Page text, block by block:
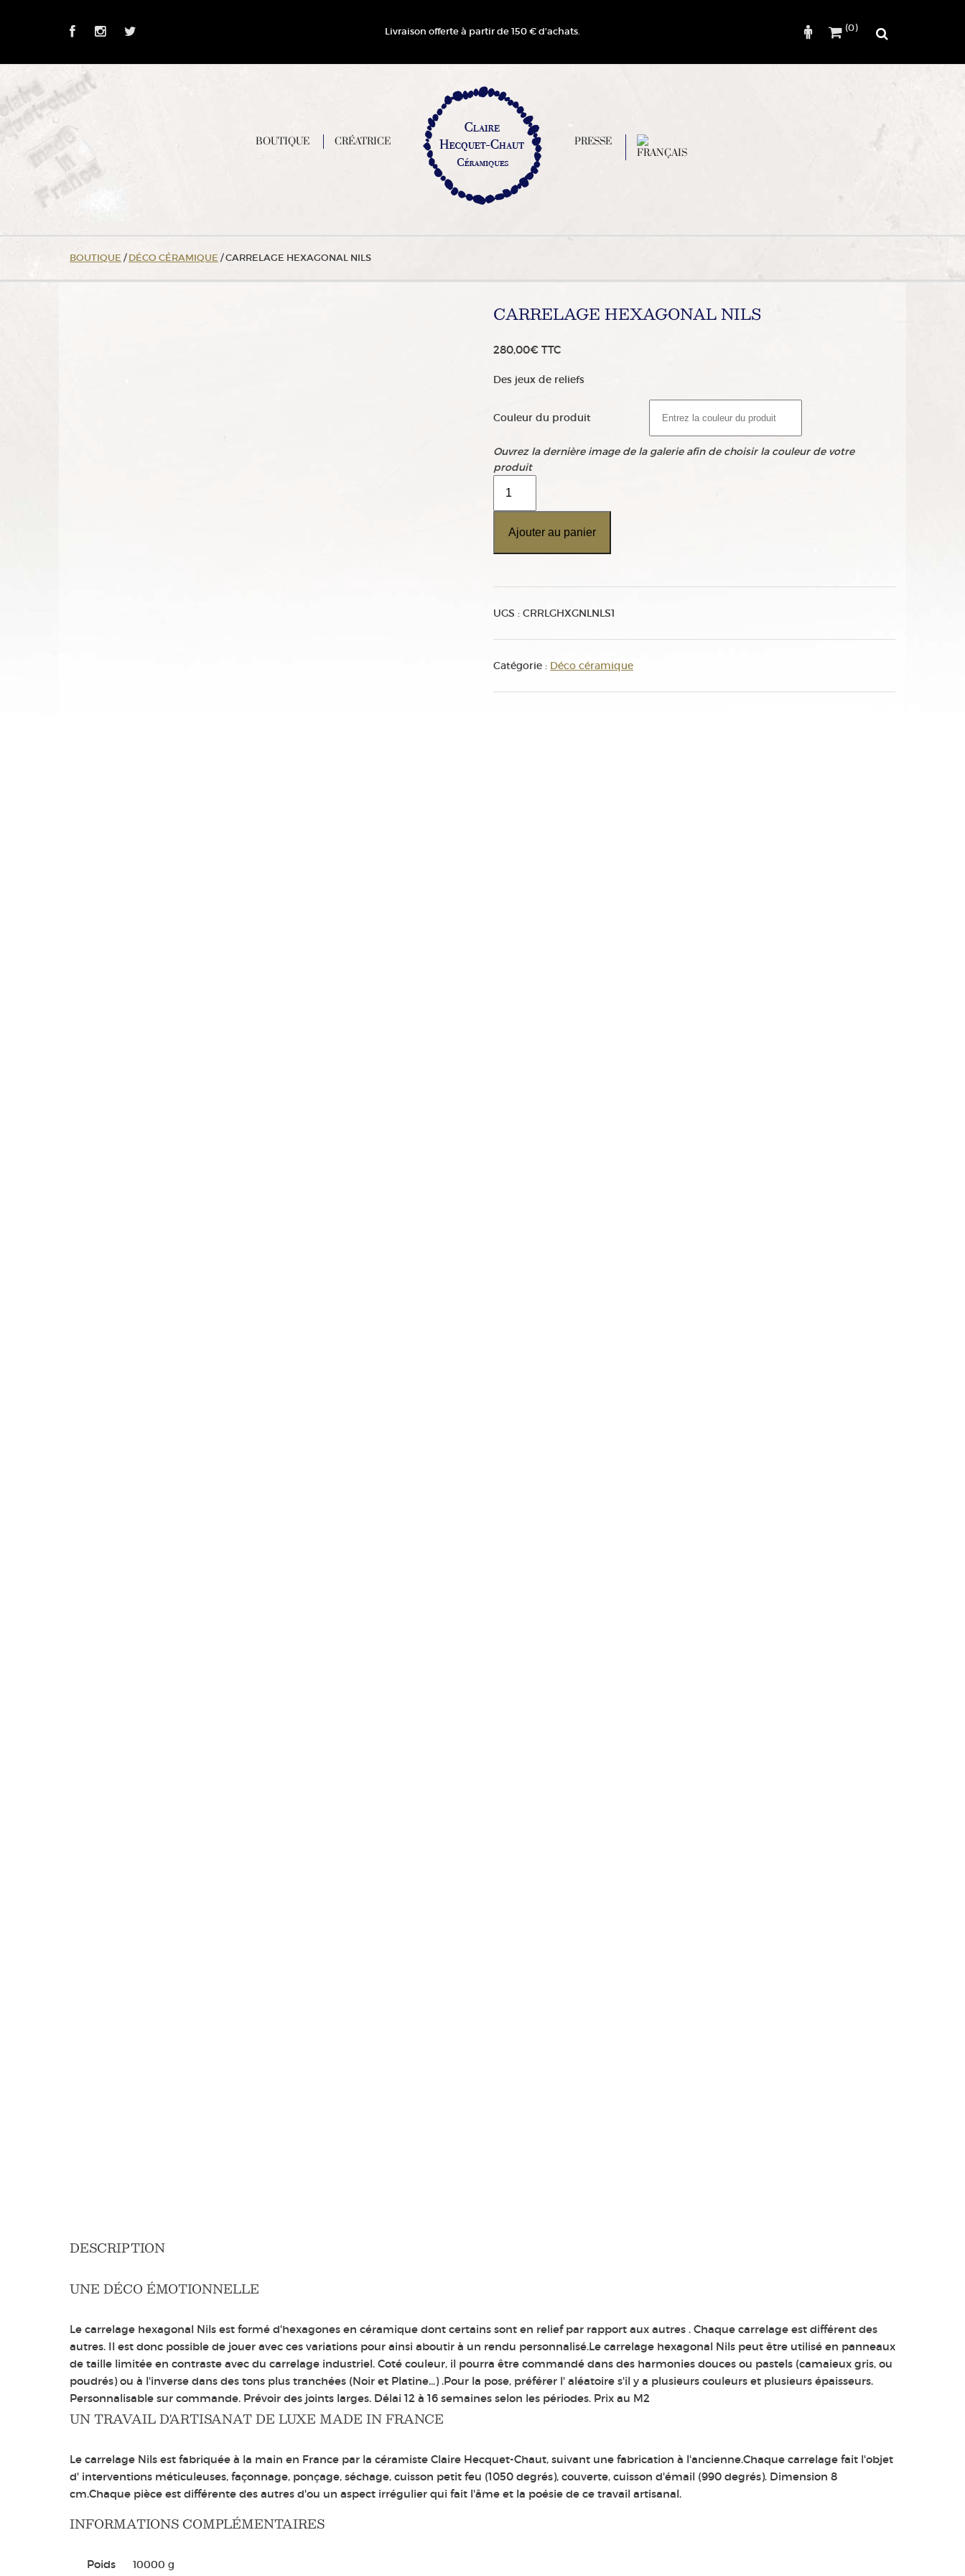
(0) Rechercher
Livraison offerte à partir de 150 € d'achats.
BOUTIQUE CRÉATRICE PRESSE
BOUTIQUE /DÉCO CÉRAMIQUE / CARRELAGE HEXAGONAL NILS
CARRELAGE HEXAGONAL NILS
280,00€ TTC
Des jeux de reliefs
Couleur du produit
Ouvrez la dernière image de la galerie afin de choisir la couleur de votre
produit
Carrelage
hexagonal
Nils
Ajouter au panier
UGS : CRRLGHXGNLNLS1
Catégorie : Déco céramique
DESCRIPTION
UNE DÉCO ÉMOTIONNELLE
Le carrelage hexagonal Nils est formé d'hexagones en céramique dont certains sont en relief par rapport aux autres . Chaque carrelage est différent des
autres. Il est donc possible de jouer avec ces variations pour ainsi aboutir à un rendu personnalisé.Le carrelage hexagonal Nils peut être utilisé en panneaux
de taille limitée en contraste avec du carrelage industriel. Coté couleur, il pourra être commandé dans des harmonies douces ou pastels (camaieux gris, ou
poudrés) ou à l'inverse dans des tons plus tranchées (Noir et Platine...) .Pour la pose, préférer l' aléatoire s'il y a plusieurs couleurs et plusieurs épaisseurs.
Personnalisable sur commande. Prévoir des joints larges. Délai 12 à 16 semaines selon les périodes. Prix au M2
UN TRAVAIL D'ARTISANAT DE LUXE MADE IN FRANCE
Le carrelage Nils est fabriquée à la main en France par la céramiste Claire Hecquet-Chaut, suivant une fabrication à l'ancienne.Chaque carrelage fait l'objet
d' interventions méticuleuses, façonnage, ponçage, séchage, cuisson petit feu (1050 degrés), couverte, cuisson d'émail (990 degrés). Dimension 8
cm.Chaque pièce est différente des autres d'ou un aspect irrégulier qui fait l'âme et la poésie de ce travail artisanal.
INFORMATIONS COMPLÉMENTAIRES
Poids 10000 g